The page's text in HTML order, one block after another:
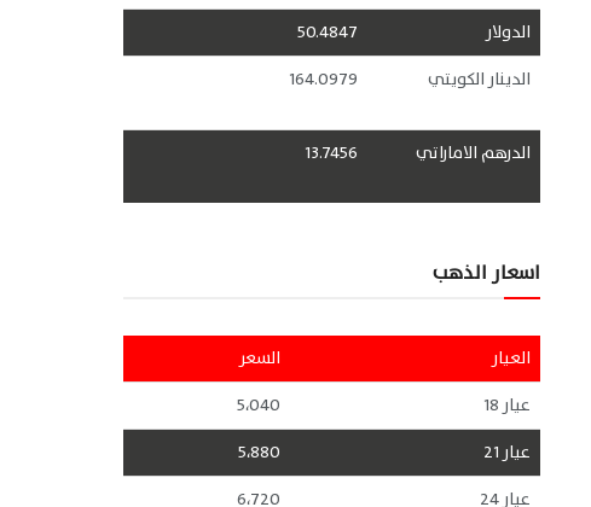
الدولار
50.4847
الدينار الكويتي
164.0979
الدرهم الاماراتي 13.7456
اسعار الذهب
العيار
السعر
عيار 18
5،040
عيار 21
5،880
عيار 24
6،720